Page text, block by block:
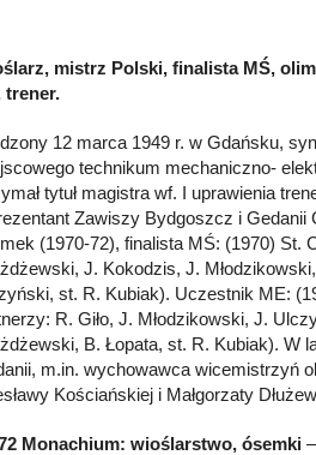
mistrz Polski, finalista MŚ,
trener.
12 marca 1949 r. w Gdańsku,
technikum mechaniczno-
tytuł magistra wf. I uprawienia
Zawiszy Bydgoszcz i
(1970-72), finalista MŚ: (1970) St.
J. Kokodzis, J.
st. R. Kubiak). Uczestnik ME:
R. Giło, J. Młodzikowski, J.
B. Łopata, st. R. Kubiak). W
m.in. wychowawca wicemistrzyń
Kościańskiej i Małgorzaty
Monachium: wioślarstwo, ósemki